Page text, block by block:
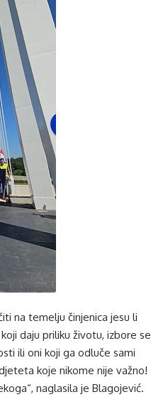
na temelju činjenica jesu li
daju priliku životu, izbore se
ili oni koji ga odluče sami
koje nikome nije važno!
naglasila je Blagojević.